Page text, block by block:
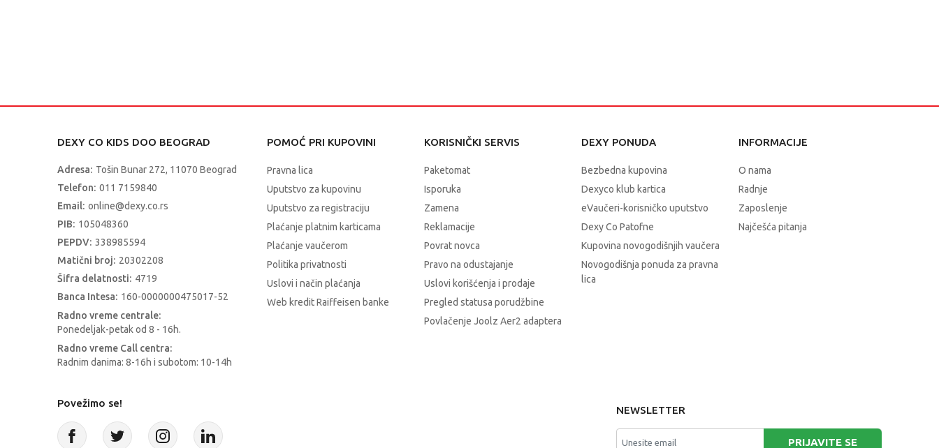
DEXY CO KIDS DOO BEOGRAD
Adresa: Tošin Bunar 272, 11070 Beograd
Telefon: 011 7159840
Email: online@dexy.co.rs
PIB: 105048360
PEPDV: 338985594
Matični broj: 20302208
Šifra delatnosti: 4719
Banca Intesa: 160-0000000475017-52
Radno vreme centrale:
Ponedeljak-petak od 8 - 16h.
Radno vreme Call centra:
Radnim danima: 8-16h i subotom: 10-14h
POMOĆ PRI KUPOVINI
Pravna lica
Uputstvo za kupovinu
Uputstvo za registraciju
Plaćanje platnim karticama
Plaćanje vaučerom
Politika privatnosti
Uslovi i način plaćanja
Web kredit Raiffeisen banke
KORISNIČKI SERVIS
Paketomat
Isporuka
Zamena
Reklamacije
Povrat novca
Pravo na odustajanje
Uslovi korišćenja i prodaje
Pregled statusa porudžbine
Povlačenje Joolz Aer2 adaptera
DEXY PONUDA
Bezbedna kupovina
Dexyco klub kartica
eVaučeri-korisničko uputstvo
Dexy Co Patofne
Kupovina novogodišnjih vaučera
Novogodišnja ponuda za pravna
lica
INFORMACIJE
O nama
Radnje
Zaposlenje
Najčešća pitanja
Povežimo se!
NEWSLETTER
PRIJAVITE SE